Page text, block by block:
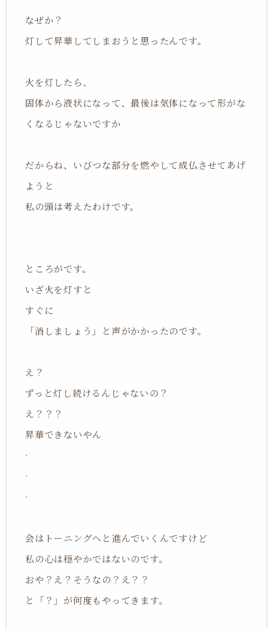
なぜか？
灯して昇華してしまおうと思ったんです。
火を灯したら、
固体から液状になって、最後は気体になって形がな
くなるじゃないですか
だからね、いびつな部分を燃やして成仏させてあげ
ようと
私の頭は考えたわけです。
ところがです。
いざ火を灯すと
すぐに
「消しましょう」と声がかかったのです。
え？
ずっと灯し続けるんじゃないの？
え？？？
昇華できないやん
·
·
·
会はトーニングへと進んでいくんですけど
私の心は穏やかではないのです。
おや？え？そうなの？え？？
と「？」が何度もやってきます。